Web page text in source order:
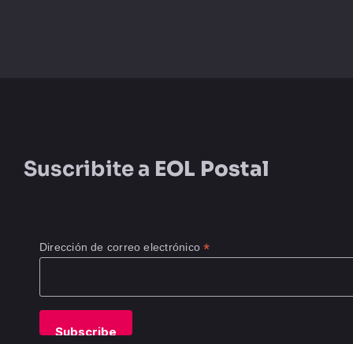
Suscribite a EOL Postal
Dirección de correo electrónico*